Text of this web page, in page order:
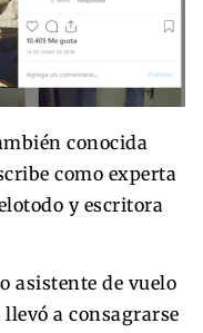
conocida
como experta
y escritora
asistente de vuelo
a consagrarse